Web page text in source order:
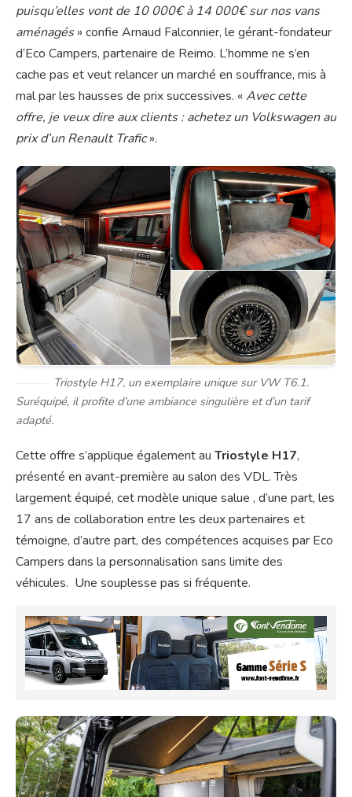
puisqu’elles vont de 10 000€ à 14 000€ sur nos vans
aménagés» confie Arnaud Falconnier, le gérant-fondateur
d’Eco Campers, partenaire de Reimo. L’homme ne s’en
cache pas et veut relancer un marché en souffrance, mis à
mal par les hausses de prix successives. « Avec cette
offre, je veux dire aux clients : achetez un Volkswagen au
prix d’un Renault Trafic».
Triostyle H17, un exemplaire unique sur VW T6.1.
Suréquipé, il profite d’une ambiance singulière et d’un tarif
adapté.
Cette offre s’applique également au Triostyle H17,
présenté en avant-première au salon des VDL. Très
largement équipé, cet modèle unique salue , d’une part, les
17 ans de collaboration entre les deux partenaires et
témoigne, d’autre part, des compétences acquises par Eco
Campers dans la personnalisation sans limite des
véhicules. Une souplesse pas si fréquente.